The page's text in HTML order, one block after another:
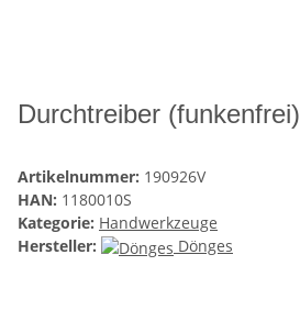
Durchtreiber (funkenfrei)
Artikelnummer: 190926V
HAN: 1180010S
Kategorie: Handwerkzeuge
Hersteller:
Dönges